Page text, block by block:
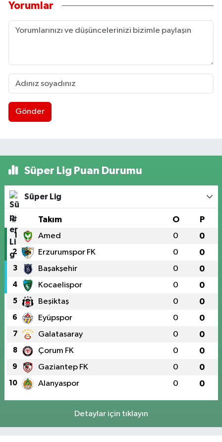
Yorumlar
Gönder
Süper Lig Puan Durumu
Süper Lig
# Takım O P
1 Amed 0 0
2 Erzurumspor FK 0 0
3 Başakşehir 0 0
4 Kocaelispor 0 0
5 Beşiktaş 0 0
6 Eyüpspor 0 0
7 Galatasaray 0 0
8 Çorum FK 0 0
9 Gaziantep FK 0 0
10 Alanyaspor 0 0
Detaylar için tıklayın